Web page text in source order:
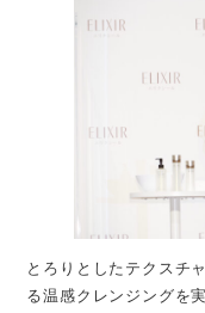
とろりとしたテクスチ
る温感クレンジングを